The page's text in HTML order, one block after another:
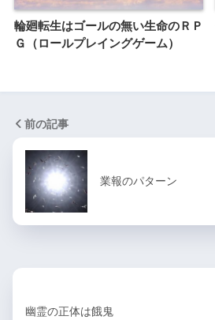
輪廻転生はゴールの無い生命のＲＰ
Ｇ（ロールプレイングゲーム）
前の記事
業報のパターン
幽霊の正体は餓鬼